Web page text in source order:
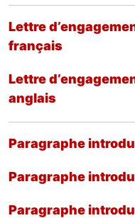
Lettre
français
Lettre
anglais
Paragraphe
Paragraphe
Paragraphe